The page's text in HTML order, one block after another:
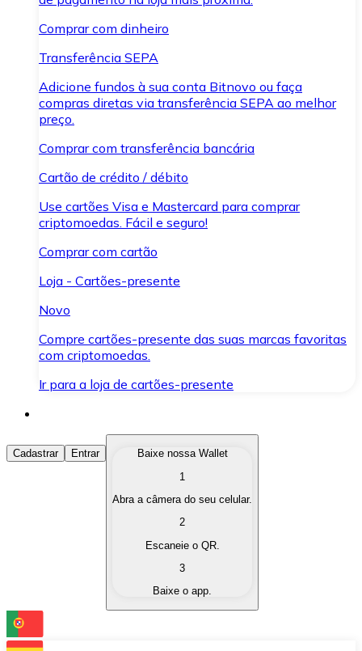
Comprar com dinheiro
Transferência SEPA
Adicione fundos à sua conta Bitnovo ou faça
compras diretas via transferência SEPA ao melhor
preço.
Comprar com transferência bancária
Cartão de crédito / débito
Use cartões Visa e Mastercard para comprar
criptomoedas. Fácil e seguro!
Comprar com cartão
Loja - Cartões-presente
Novo
Compre cartões-presente das suas marcas favoritas
com criptomoedas.
Ir para a loja de cartões-presente
Comprar Criptomoedas
Compre as criptomoedas de seu interesse de forma
Converta suas criptomoedas em moeda fiduciária
Troque uma criptomoeda por outra
Cadastrar Entrar
Baixe nossa Wallet
1
Abra a câmera do seu celular.
2
Escaneie o QR.
3
Baixe o app.